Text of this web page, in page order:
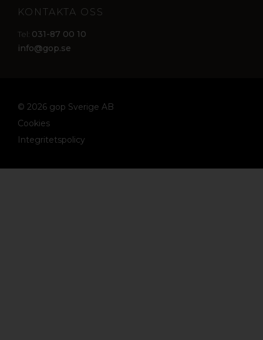
KONTAKTA OSS
Tel: 031-87 00 10
info@gop.se
© 2026 gop Sverige AB
Cookies
Integritetspolicy